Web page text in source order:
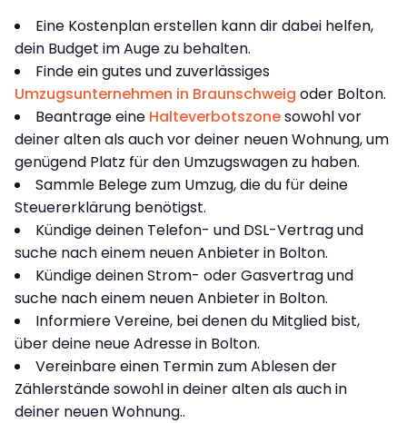
Eine Kostenplan erstellen kann dir dabei helfen,
dein Budget im Auge zu behalten.
Finde ein gutes und zuverlässiges
Umzugsunternehmen in Braunschweig oder Bolton.
Beantrage eine Halteverbotszonesowohl vor
deiner alten als auch vor deiner neuen Wohnung, um
genügend Platz für den Umzugswagen zu haben.
Sammle Belege zum Umzug, die du für deine
Steuererklärung benötigst.
Kündige deinen Telefon- und DSL-Vertrag und
suche nach einem neuen Anbieter in Bolton.
Kündige deinen Strom- oder Gasvertrag und
suche nach einem neuen Anbieter in Bolton.
Informiere Vereine, bei denen du Mitglied bist,
über deine neue Adresse in Bolton.
Vereinbare einen Termin zum Ablesen der
Zählerstände sowohl in deiner alten als auch in
deiner neuen Wohnung..